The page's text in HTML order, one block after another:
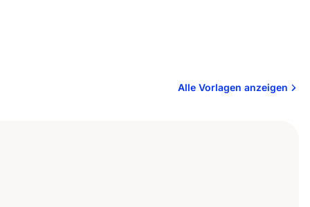
Alle Vorlagen anzeigen